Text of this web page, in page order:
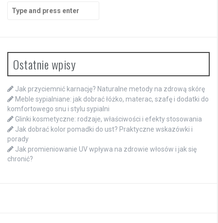
for:
Ostatnie wpisy
Jak przyciemnić karnację? Naturalne metody na zdrową skórę
Meble sypialniane: jak dobrać łóżko, materac, szafę i dodatki do
komfortowego snu i stylu sypialni
Glinki kosmetyczne: rodzaje, właściwości i efekty stosowania
Jak dobrać kolor pomadki do ust? Praktyczne wskazówki i
porady
Jak promieniowanie UV wpływa na zdrowie włosów i jak się
chronić?